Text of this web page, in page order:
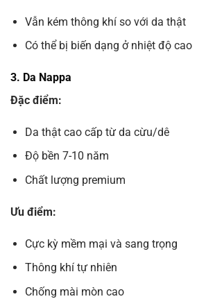
Vẫn kém thông khí so với da thật
Có thể bị biến dạng ở nhiệt độ cao
3. Da Nappa
Đặc điểm:
Da thật cao cấp từ da cừu/dê
Độ bền 7-10 năm
Chất lượng premium
Ưu điểm:
Cực kỳ mềm mại và sang trọng
Thông khí tự nhiên
Chống mài mòn cao